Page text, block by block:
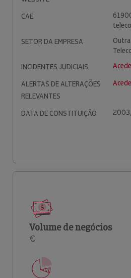
CAE
SETOR DA EMPRESA
INCIDENTES JUDICIAIS
ALERTAS DE ALTERAÇÕES
RELEVANTES
DATA DE CONSTITUIÇÃO
Volume de negócios
€